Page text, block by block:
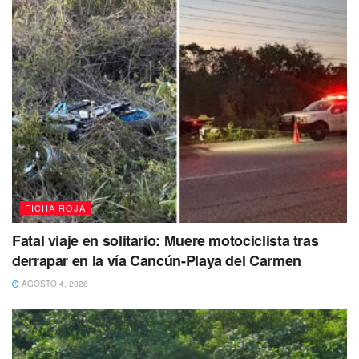
encontraba sentado en las mesas que dan al exterior,
herido de gravedad,por lo que inmediatamente los
clientes y vecinos tras verse a salvo de este hecho
violento,rápidamente solicitaron la presencia de
autoridades policiacas y unidades médicas,
El reporte de este hecho se realizó al número de
fueron loselementos policiacos municipales que
acudieron al lugar para resguardar la zona,asimismo
FICHA ROJA
Fatal viaje en solitario: Muere motociclista tras
derrapar en la vía Cancún-Playa del Carmen
AGOSTO 4, 2026